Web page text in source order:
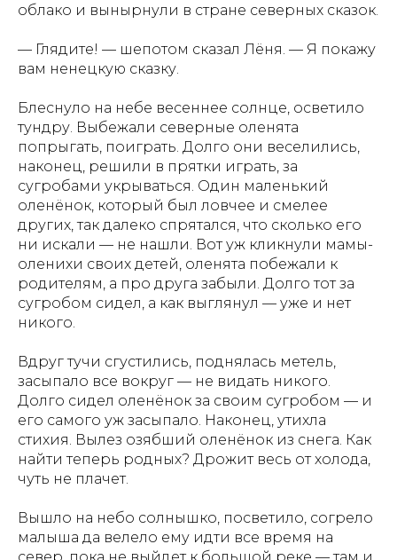
облако и вынырнули в стране северных сказок.
— Глядите! — шепотом сказал Лёня. — Я покажу
вам ненецкую сказку.
Блеснуло на небе весеннее солнце, осветило
тундру. Выбежали северные оленята
попрыгать, поиграть. Долго они веселились,
наконец, решили в прятки играть, за
сугробами укрываться. Один маленький
оленёнок, который был ловчее и смелее
других, так далеко спрятался, что сколько его
ни искали — не нашли. Вот уж кликнули мамы-
оленихи своих детей, оленята побежали к
родителям, а про друга забыли. Долго тот за
сугробом сидел, а как выглянул — уже и нет
никого.
Вдруг тучи сгустились, поднялась метель,
засыпало все вокруг — не видать никого.
Долго сидел оленёнок за своим сугробом — и
его самого уж засыпало. Наконец, утихла
стихия. Вылез озябший оленёнок из снега. Как
найти теперь родных? Дрожит весь от холода,
чуть не плачет.
Вышло на небо солнышко, посветило, согрело
малыша да велело ему идти все время на